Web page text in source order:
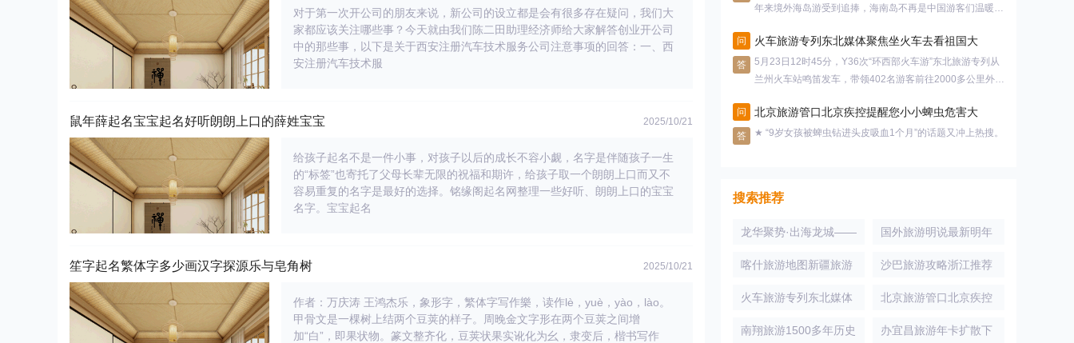
对于第一次开公司的朋友来说，新公司的设立都是会有很多存在疑问，我们大
家都应该关注哪些事？今天就由我们陈二田助理经济师给大家解答创业开公司
中的那些事，以下是关于西安注册汽车技术服务公司注意事项的回答：一、西
安注册汽车技术服
鼠年薛起名宝宝起名好听朗朗上口的薛姓宝宝 2025/10/21
给孩子起名不是一件小事，对孩子以后的成长不容小觑，名字是伴随孩子一生
的“标签”也寄托了父母长辈无限的祝福和期许，给孩子取一个朗朗上口而又不
容易重复的名字是最好的选择。铭缘阁起名网整理一些好听、朗朗上口的宝宝
名字。宝宝起名
笙字起名繁体字多少画汉字探源乐与皂角树 2025/10/21
作者：万庆涛 王鸿杰乐，象形字，繁体字写作樂，读作lè，yuè，yào，lào。
甲骨文是一棵树上结两个豆荚的样子。周晚金文字形在两个豆荚之间增
加“白”，即果状物。篆文整齐化，豆荚状果实讹化为幺，隶变后，楷书写作
年来境外海岛游受到追捧，海南岛不再是中国游客们温暖过
问
火车旅游专列东北媒体聚焦坐火车去看祖国大
答
5月23日12时45分，Y36次“环西部火车游”东北旅游专列从
兰州火车站鸣笛发车，带领402名游客前往2000多公里外的
问
北京旅游管口北京疾控提醒您小小蜱虫危害大
答 ★ “9岁女孩被蜱虫钻进头皮吸血1个月”的话题又冲上热搜。
搜索推荐
龙华聚势·出海龙城——
俄罗斯萨达沃轻工业国
国外旅游明说最新明年
从这座世界级机场出行
喀什旅游地图新疆旅游
喀什附近自驾游地图
沙巴旅游攻略浙江推荐
性价比高又方便的海岛
火车旅游专列东北媒体
聚焦坐火车去看祖国大
北京旅游管口北京疾控
提醒您小小蜱虫危害大
南翔旅游1500多年历史
办宜昌旅游年卡扩散下